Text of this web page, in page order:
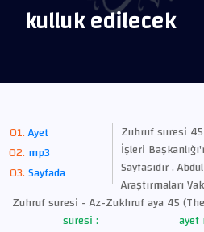
kulluk edilecek
Ayet
mp3
Sayfada
Zuhruf suresi
İşleri
Sayfasıdır ,
Araştırmaları
Zuhruf suresi - Az-Zukhruf aya 45
suresi :
ayet